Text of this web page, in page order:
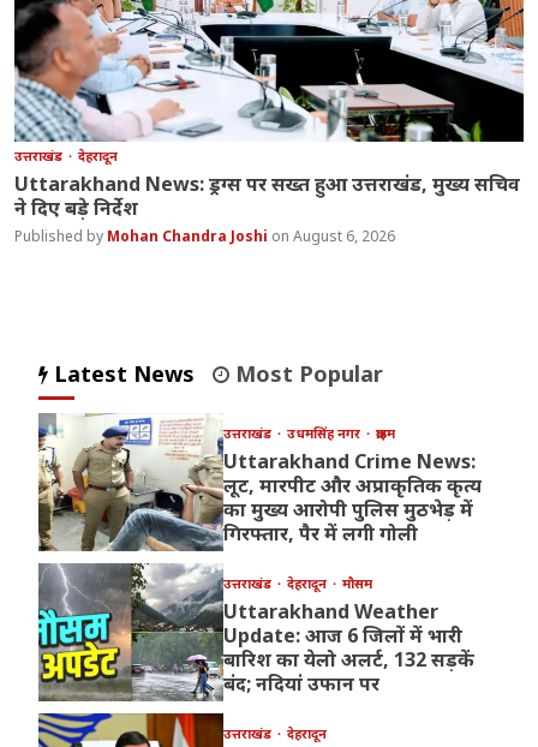
उत्तराखंड देहरादून
Uttarakhand News: ड्रग्स पर सख्त हुआ उत्तराखंड, मुख्य सचिव
ने दिए बड़े निर्देश
Mohan Chandra Joshi August 6, 2026
Latest News Most Popular
उत्तराखंड उधमसिंह नगर क्राइम
Uttarakhand Crime News:
लूट, मारपीट और अप्राकृतिक कृत्य
का मुख्य आरोपी पुलिस मुठभेड़ में
गिरफ्तार, पैर में लगी गोली
उत्तराखंड देहरादून मौसम
Uttarakhand Weather
Update: आज 6 जिलों में भारी
बारिश का येलो अलर्ट, 132 सड़कें
बंद; नदियां उफान पर
उत्तराखंड देहरादून